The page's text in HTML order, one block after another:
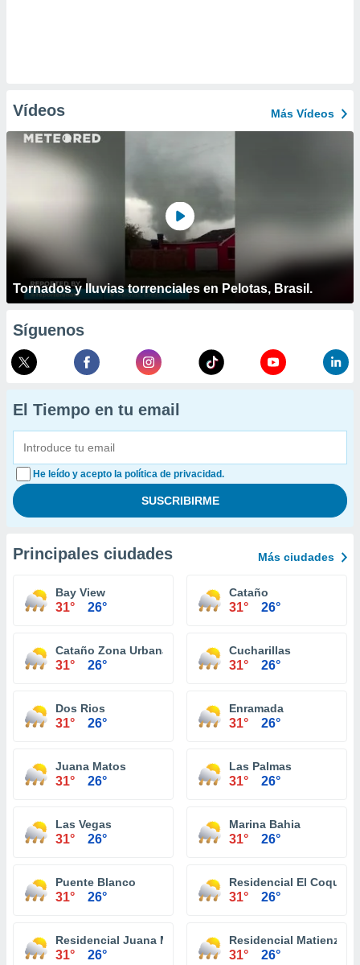
Vídeos Más Vídeos
Tornados y lluvias torrenciales en Pelotas, Brasil.
Síguenos
El Tiempo en tu email
He leído y acepto la política de privacidad.
Principales ciudades Más ciudades
Bay View
31° 26°
Cataño
31° 26°
Cataño Zona Urbana
31° 26°
Cucharillas
31° 26°
Dos Rios
31° 26°
Enramada
31° 26°
Juana Matos
31° 26°
Las Palmas
31° 26°
Las Vegas
31° 26°
Marina Bahia
31° 26°
Puente Blanco
31° 26°
Residencial El Coqui
31° 26°
Residencial Juana Matos
31° 26°
Residencial Matienzo
31° 26°